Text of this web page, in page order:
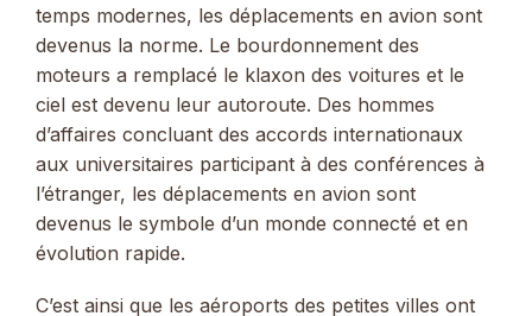
temps modernes, les déplacements en avion sont
devenus la norme. Le bourdonnement des
moteurs a remplacé le klaxon des voitures et le
ciel est devenu leur autoroute. Des hommes
d’affaires concluant des accords internationaux
aux universitaires participant à des conférences à
l’étranger, les déplacements en avion sont
devenus le symbole d’un monde connecté et en
évolution rapide.
C’est ainsi que les aéroports des petites villes ont